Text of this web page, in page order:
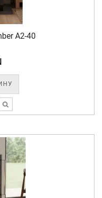
A2-40